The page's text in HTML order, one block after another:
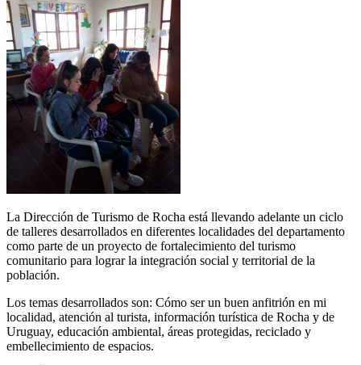
La Dirección de Turismo de Rocha está llevando adelante un ciclo
de talleres desarrollados en diferentes localidades del departamento
como parte de un proyecto de fortalecimiento del turismo
comunitario para lograr la integración social y territorial de la
población.
Los temas desarrollados son: Cómo ser un buen anfitrión en mi
localidad, atención al turista, información turística de Rocha y de
Uruguay, educación ambiental, áreas protegidas, reciclado y
embellecimiento de espacios.